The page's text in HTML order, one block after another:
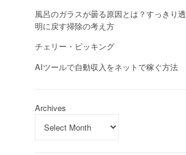
風呂のガラスが曇る原因とは？すっきり透
明に戻す掃除の考え方
チェリー・ピッキング
AIツールで自動収入をネットで稼ぐ方法
Archives